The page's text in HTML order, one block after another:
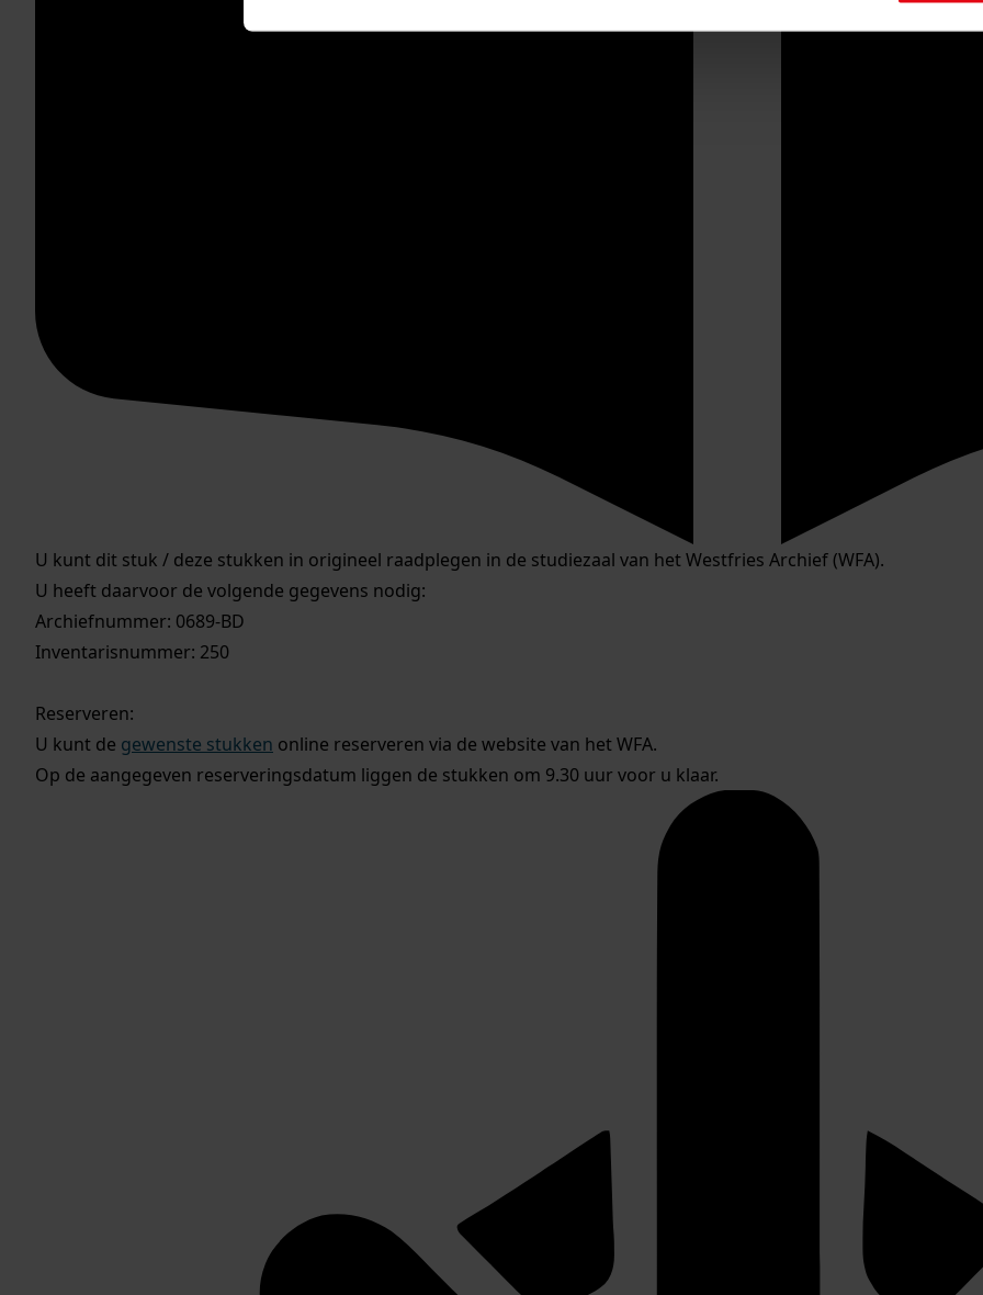
U kunt dit stuk / deze stukken in origineel raadplegen in de studiezaal van het Westfries Archief (WFA).
U heeft daarvoor de volgende gegevens nodig:
Archiefnummer: 0689-BD
Inventarisnummer: 250
Reserveren:
U kunt de gewenste stukken online reserveren via de website van het WFA.
Op de aangegeven reserveringsdatum liggen de stukken om 9.30 uur voor u klaar.